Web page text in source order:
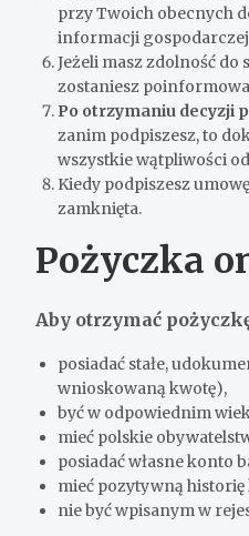
przy Twoich obecnych
informacji
Jeżeli masz zdolność do
zostaniesz
Po otrzymaniu decyzji
zanim podpiszesz, to
wszystkie wątpliwości
Kiedy podpiszesz
zamknięta.
Pożyczka
Aby otrzymać
posiadać stałe,
wnioskowaną kwotę),
być w odpowiednim
mieć polskie
posiadać własne konto
mieć pozytywną
nie być wpisanym w